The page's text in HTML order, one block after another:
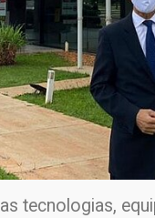
tecnologias,